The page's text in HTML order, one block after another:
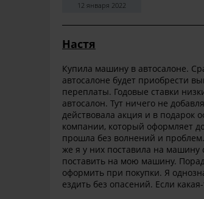
12 января 2022
Настя
Купила машину в автосалоне.
автосалоне будет приобрести
переплаты. Годовые ставки
автосалон. Тут ничего не
действовала акция и в подарок
компании, который оформляет
прошла без волнений и
же я у них поставила на машину
поставить на мою машину.
оформить при покупки. Я
ездить без опасений. Если